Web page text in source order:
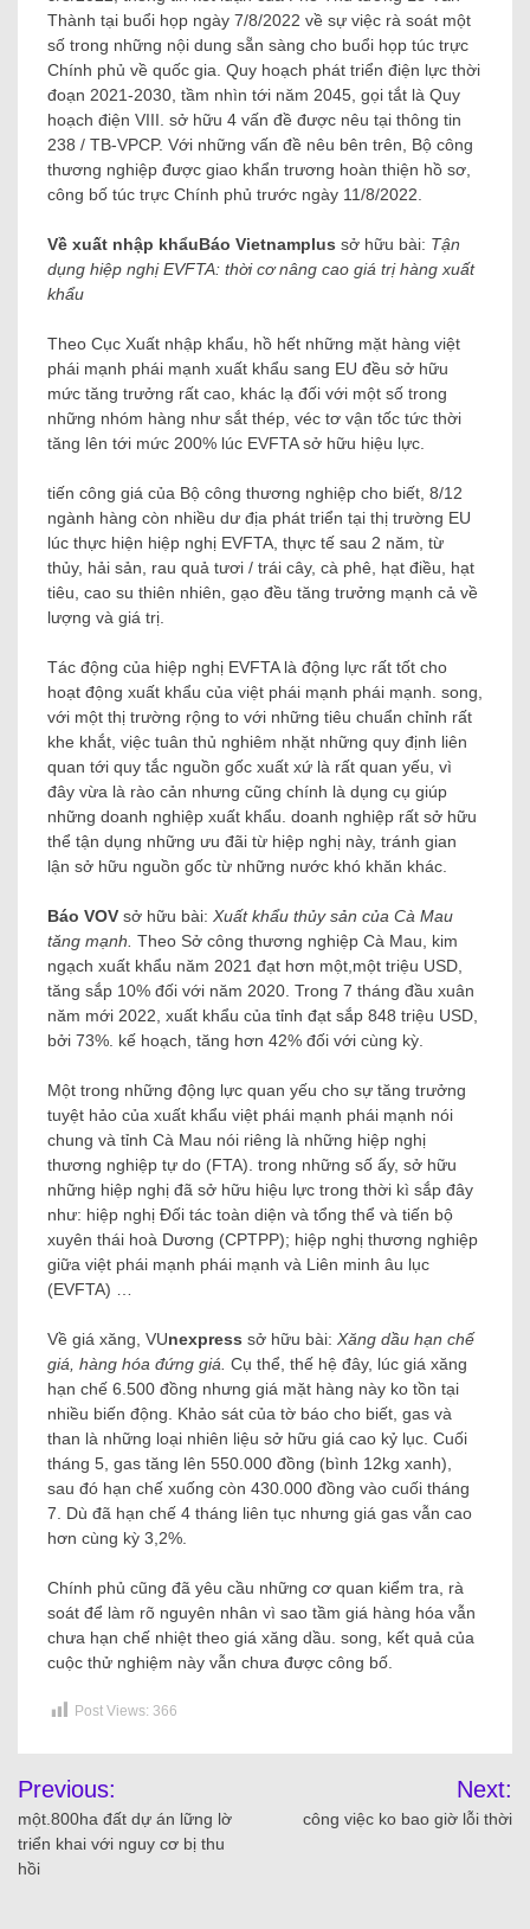
Thành tại buổi họp ngày 7/8/2022 về sự việc rà soát một
số trong những nội dung sẵn sàng cho buổi họp túc trực
Chính phủ về quốc gia. Quy hoạch phát triển điện lực thời
đoạn 2021-2030, tầm nhìn tới năm 2045, gọi tắt là Quy
hoạch điện VIII. sở hữu 4 vấn đề được nêu tại thông tin
238 / TB-VPCP. Với những vấn đề nêu bên trên, Bộ công
thương nghiệp được giao khẩn trương hoàn thiện hồ sơ,
công bố túc trực Chính phủ trước ngày 11/8/2022.
Về xuất nhập khẩuBáo Vietnamplus sở hữu bài: Tận
dụng hiệp nghị EVFTA: thời cơ nâng cao giá trị hàng xuất
khẩu
Theo Cục Xuất nhập khẩu, hồ hết những mặt hàng việt
phái mạnh phái mạnh xuất khẩu sang EU đều sở hữu
mức tăng trưởng rất cao, khác lạ đối với một số trong
những nhóm hàng như sắt thép, véc tơ vận tốc tức thời
tăng lên tới mức 200% lúc EVFTA sở hữu hiệu lực.
tiến công giá của Bộ công thương nghiệp cho biết, 8/12
ngành hàng còn nhiều dư địa phát triển tại thị trường EU
lúc thực hiện hiệp nghị EVFTA, thực tế sau 2 năm, từ
thủy, hải sản, rau quả tươi / trái cây, cà phê, hạt điều, hạt
tiêu, cao su thiên nhiên, gạo đều tăng trưởng mạnh cả về
lượng và giá trị.
Tác động của hiệp nghị EVFTA là động lực rất tốt cho
hoạt động xuất khẩu của việt phái mạnh phái mạnh. song,
với một thị trường rộng to với những tiêu chuẩn chỉnh rất
khe khắt, việc tuân thủ nghiêm nhặt những quy định liên
quan tới quy tắc nguồn gốc xuất xứ là rất quan yếu, vì
đây vừa là rào cản nhưng cũng chính là dụng cụ giúp
những doanh nghiệp xuất khẩu. doanh nghiệp rất sở hữu
thể tận dụng những ưu đãi từ hiệp nghị này, tránh gian
lận sở hữu nguồn gốc từ những nước khó khăn khác.
Báo VOV sở hữu bài: Xuất khẩu thủy sản của Cà Mau
tăng mạnh. Theo Sở công thương nghiệp Cà Mau, kim
ngạch xuất khẩu năm 2021 đạt hơn một,một triệu USD,
tăng sắp 10% đối với năm 2020. Trong 7 tháng đầu xuân
năm mới 2022, xuất khẩu của tỉnh đạt sắp 848 triệu USD,
bởi 73%. kế hoạch, tăng hơn 42% đối với cùng kỳ.
Một trong những động lực quan yếu cho sự tăng trưởng
tuyệt hảo của xuất khẩu việt phái mạnh phái mạnh nói
chung và tỉnh Cà Mau nói riêng là những hiệp nghị
thương nghiệp tự do (FTA). trong những số ấy, sở hữu
những hiệp nghị đã sở hữu hiệu lực trong thời kì sắp đây
như: hiệp nghị Đối tác toàn diện và tổng thể và tiến bộ
xuyên thái hoà Dương (CPTPP); hiệp nghị thương nghiệp
giữa việt phái mạnh phái mạnh và Liên minh âu lục
(EVFTA) …
Về giá xăng, VUnexpress sở hữu bài: Xăng dầu hạn chế
giá, hàng hóa đứng giá. Cụ thể, thế hệ đây, lúc giá xăng
hạn chế 6.500 đồng nhưng giá mặt hàng này ko tồn tại
nhiều biến động. Khảo sát của tờ báo cho biết, gas và
than là những loại nhiên liệu sở hữu giá cao kỷ lục. Cuối
tháng 5, gas tăng lên 550.000 đồng (bình 12kg xanh),
sau đó hạn chế xuống còn 430.000 đồng vào cuối tháng
7. Dù đã hạn chế 4 tháng liên tục nhưng giá gas vẫn cao
hơn cùng kỳ 3,2%.
Chính phủ cũng đã yêu cầu những cơ quan kiểm tra, rà
soát để làm rõ nguyên nhân vì sao tầm giá hàng hóa vẫn
chưa hạn chế nhiệt theo giá xăng dầu. song, kết quả của
cuộc thử nghiệm này vẫn chưa được công bố.
Post Views: 366
Previous:
một.800ha đất dự án lững lờ
triển khai với nguy cơ bị thu
hồi
Next:
công việc ko bao giờ lỗi thời